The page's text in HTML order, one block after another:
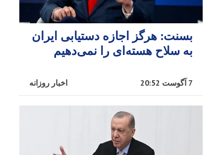
بسنت: هرگز اجازه دستیابی ایران
به سلاح هسته‌ای را نمی‌دهیم
اخبار روزانه 7 آگوست 20:52